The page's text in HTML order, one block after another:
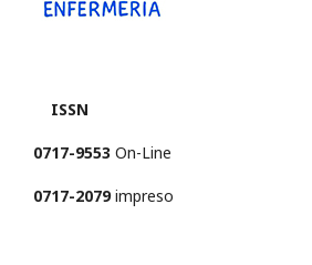
ISSN
0717-9553 On-Line
0717-2079impreso